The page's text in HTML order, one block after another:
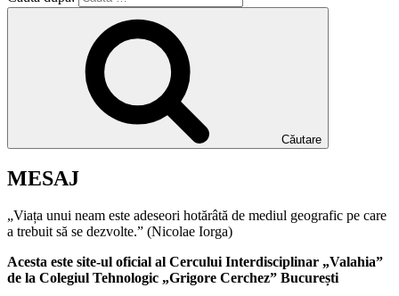
Căutare
MESAJ
„Viața unui neam este adeseori hotărâtă de mediul geografic pe care
a trebuit să se dezvolte.” (Nicolae Iorga)
Acesta este site-ul oficial al Cercului Interdisciplinar „Valahia”
de la Colegiul Tehnologic „Grigore Cerchez” București